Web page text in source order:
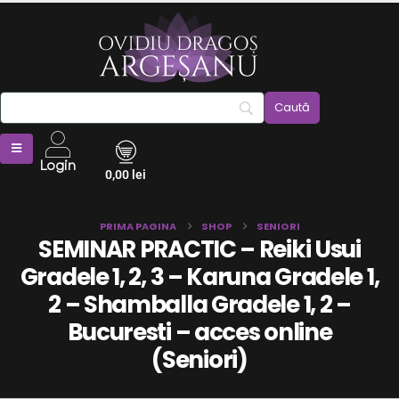
Login 0,00 lei
PRIMA PAGINA SHOP SENIORI
SEMINAR PRACTIC – Reiki Usui
Gradele 1, 2, 3 – Karuna Gradele 1,
2 – Shamballa Gradele 1, 2 –
Bucuresti – acces online
(Seniori)